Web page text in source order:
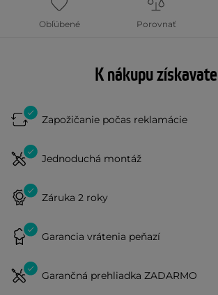
Obľúbené Porovnať
K nákupu získavate
Zapožičanie počas reklamácie
Jednoduchá montáž
Záruka 2 roky
Garancia vrátenia peňazí
Garančná prehliadka ZADARMO